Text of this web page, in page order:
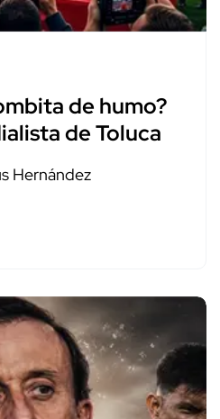
de humo?
de Toluca
Hernández